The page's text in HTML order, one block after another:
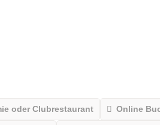
oder Clubrestaurant Online